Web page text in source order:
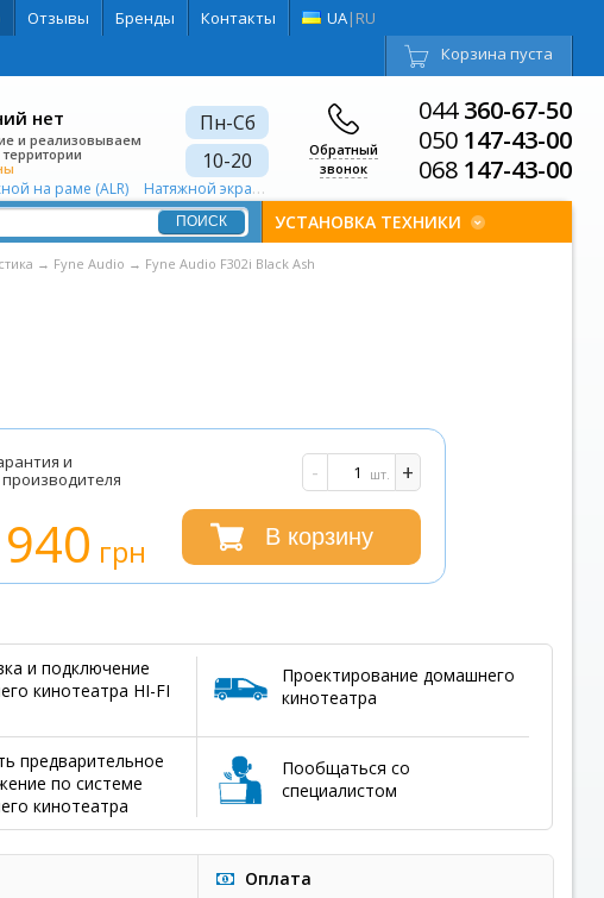
Отзывы Бренды Контакты UA| RU
Корзина пуста
044360-67-50
050 147-43-00
068 147-43-00
Обратный
звонок
Пн-Сб
10-20
нет
и реализовываем
на раме (ALR) Натяжной экран США
УСТАНОВКА ТЕХНИКИ
→ Fyne Audio → Fyne Audio F302i Black Ash
и
- +
шт.
грн В корзину
и подключение
кинотеатра HI-FI
Проектирование домашнего
кинотеатра
предварительное
по системе
кинотеатра
Пообщаться со
специалистом
Оплата